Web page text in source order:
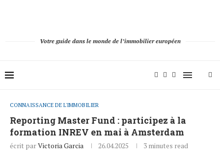
Votre guide dans le monde de l’immobilier européen
CONNAISSANCE DE L'IMMOBILIER
Reporting Master Fund : participez à la
formation INREV en mai à Amsterdam
écrit parVictoria Garcia 26.04.2025 3 minutes read